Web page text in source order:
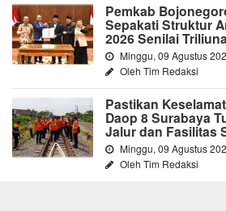
Pemkab
Sepakati Struktur
2026 Senilai
Minggu, 09 Agustus
Oleh Tim Redaksi
Pastikan
Daop 8 Surabaya
Jalur dan Fasilitas
Minggu, 09 Agustus
Oleh Tim Redaksi